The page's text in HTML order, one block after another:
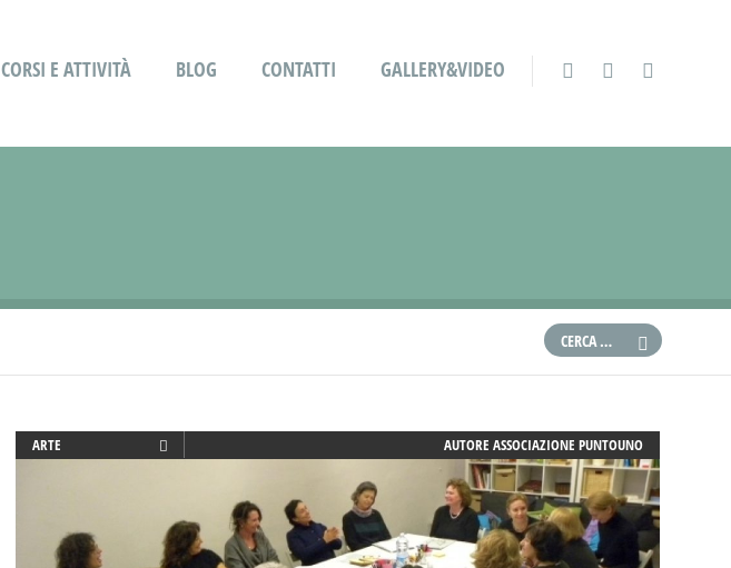
CORSI E ATTIVITÀ BLOG CONTATTI GALLERY&VIDEO
ARTE
CREATIVITÀ
EDUCATORE
AUTORE ASSOCIAZIONE PUNTOUNO